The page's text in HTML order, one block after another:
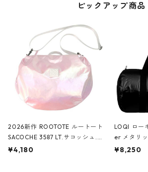
ピックアップ商品
2026新作 ROOTOTE ルートート
SACOCHE 3587 LT.サコッシュ.ル
ミエ-B ショルダーバッグ グロスピ
¥4,180
LOQI ロー
er メタリ
ボストンバ
Black ジャ
¥8,250